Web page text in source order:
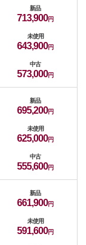
新品
713,900
未使用
643,900
中古
573,000
新品
695,200
未使用
625,000
中古
555,600
新品
661,900
未使用
591,600